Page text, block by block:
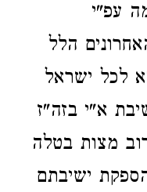
עפ"י
הלל
לכל ישראל
א"י בזה"ז
מצות בטלה
ישיבתם